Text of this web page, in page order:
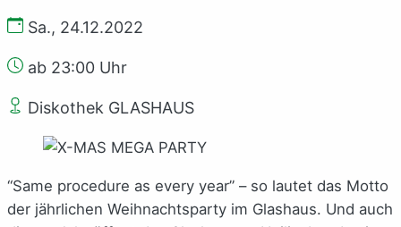
Sa., 24.12.2022
ab 23:00 Uhr
Diskothek GLASHAUS
“Same procedure as every year” – so lautet das Motto
der jährlichen Weihnachtsparty im Glashaus. Und auch